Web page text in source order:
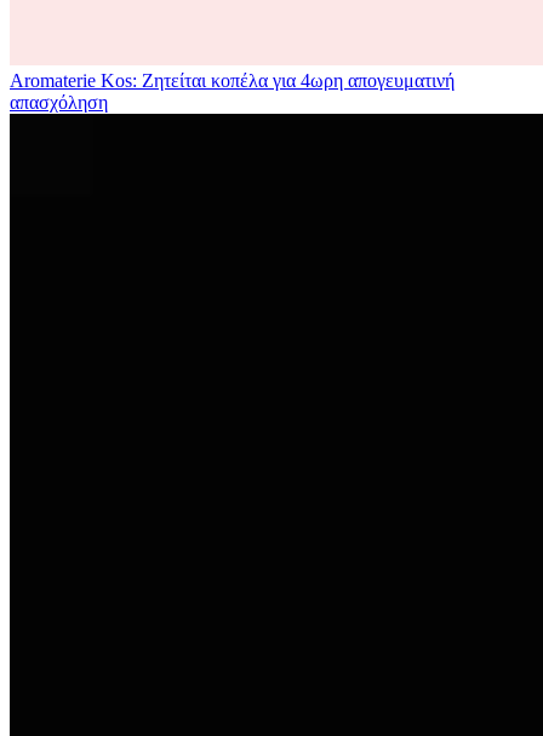
Aromaterie Kos: Ζητείται κοπέλα για 4ωρη απογευματινή
απασχόληση